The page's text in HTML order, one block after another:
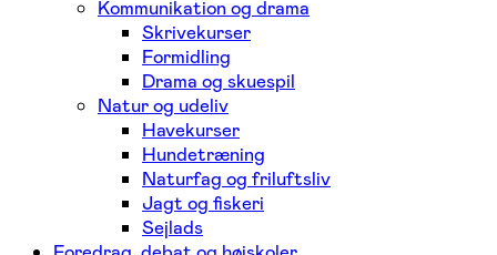
Kommunikation og drama
Skrivekurser
Formidling
Drama og skuespil
Natur og udeliv
Havekurser
Hundetræning
Naturfag og friluftsliv
Jagt og fiskeri
Sejlads